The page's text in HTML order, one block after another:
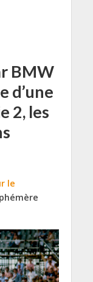
BMW
d’une
2, les
le